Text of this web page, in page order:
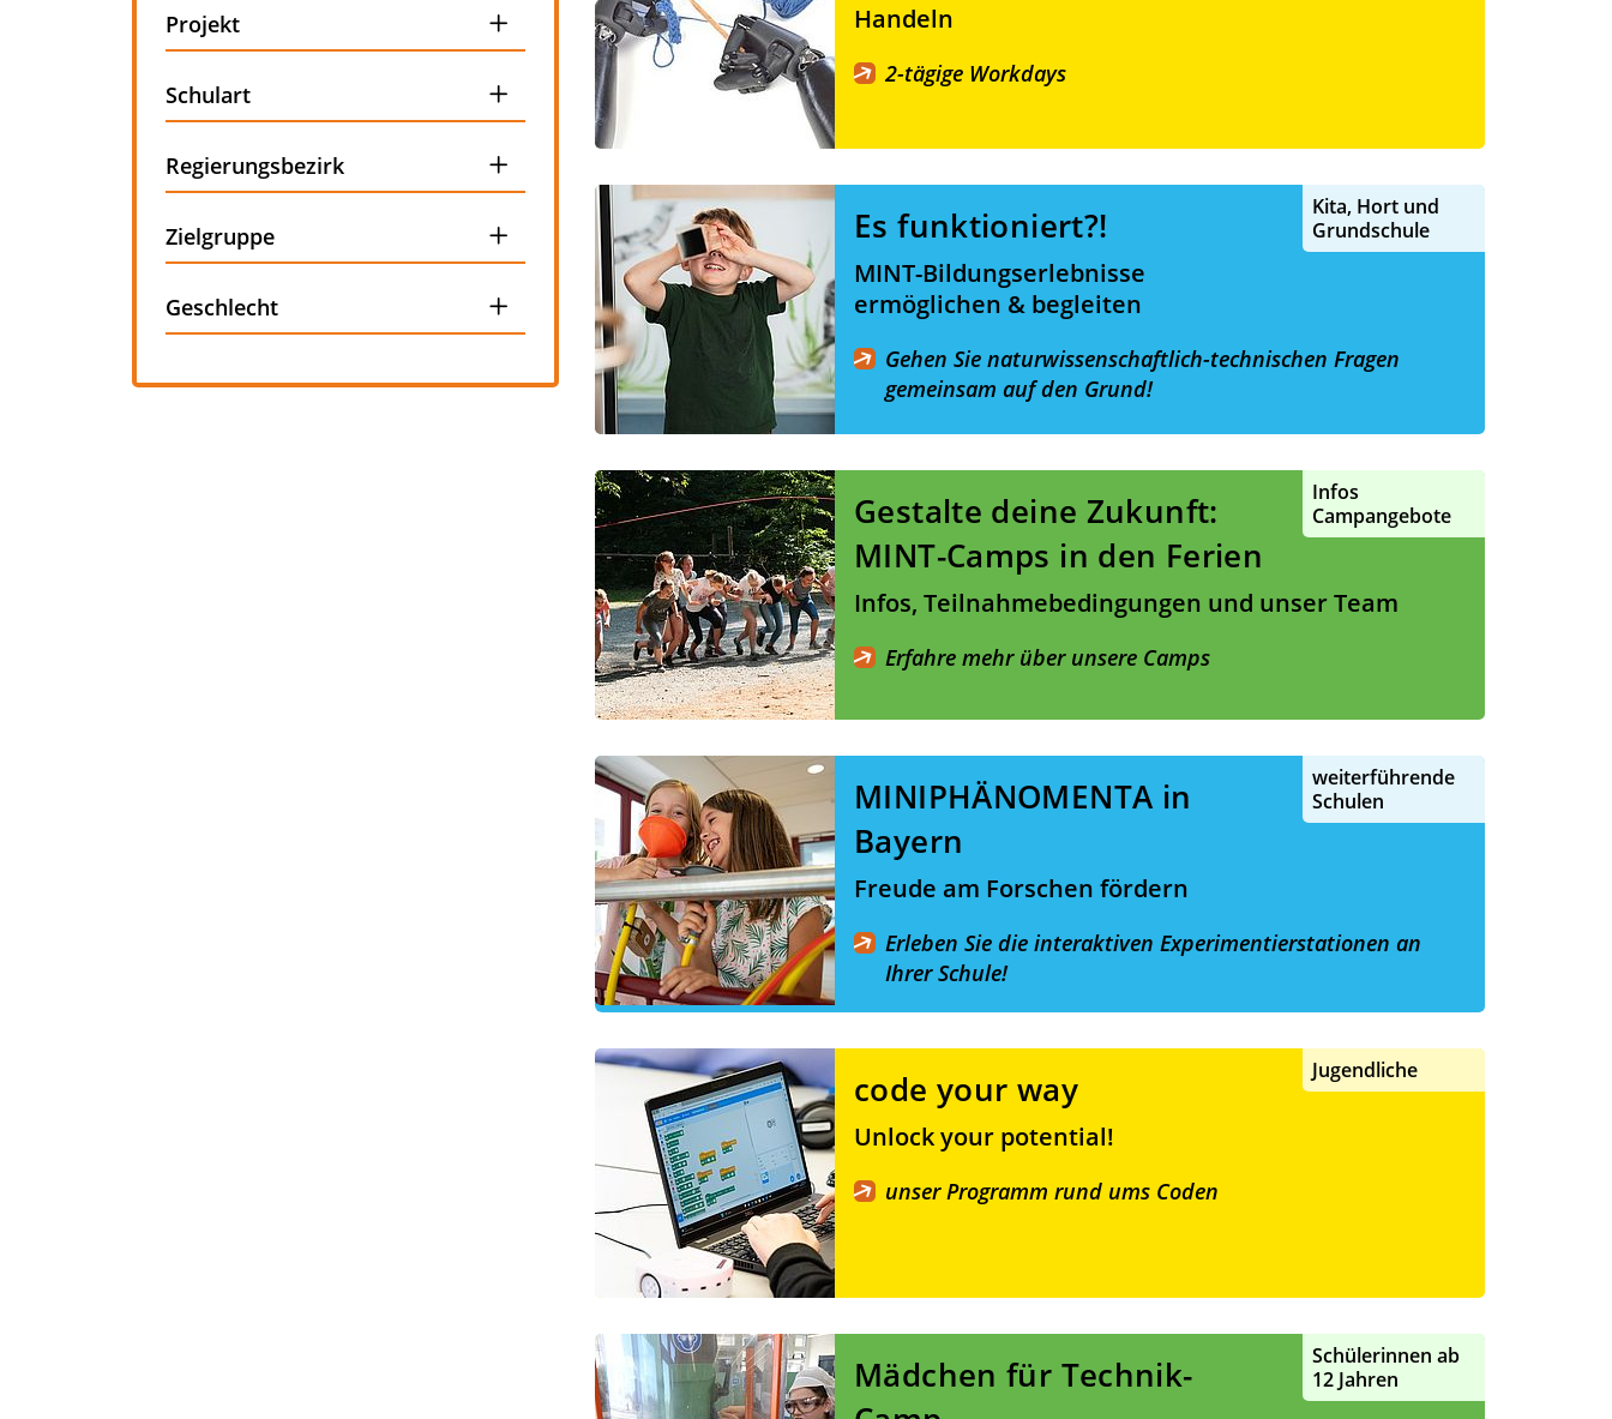
Projektauswählen
Schulartauswählen
Regierungsbezirkauswählen
Zielgruppeauswählen
Geschlechtauswählen
Handeln
2-tägige Workdays
Kita, Hort und
Grundschule
Es funktioniert?!
MINT-Bildungserlebnisse
ermöglichen & begleiten
Gehen Sie naturwissenschaftlich-technischen Fragen
gemeinsam auf den Grund!
Infos
Campangebote
Gestalte deine Zukunft:
MINT-Camps in den Ferien
Infos, Teilnahmebedingungen und unser Team
Erfahre mehr über unsere Camps
weiterführende
Schulen
MINIPHÄNOMENTA in
Bayern
Freude am Forschen fördern
Erleben Sie die interaktiven Experimentierstationen an
Ihrer Schule!
Jugendliche
code your way
Unlock your potential!
unser Programm rund ums Coden
Schülerinnen ab
12 Jahren
Mädchen für Technik-